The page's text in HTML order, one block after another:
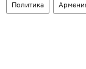
Политика